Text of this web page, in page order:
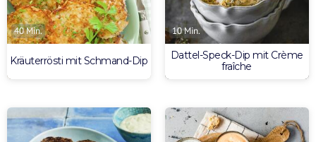
40 Min.
Kräuterrösti mit Schmand-Dip
10 Min.
Dattel-Speck-Dip mit Crème
fraîche